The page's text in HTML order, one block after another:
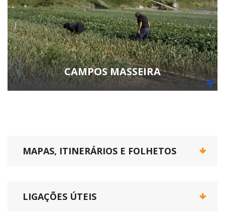
CAMPOS MASSEIRA
MAPAS, ITINERÁRIOS E FOLHETOS
LIGAÇÕES ÚTEIS